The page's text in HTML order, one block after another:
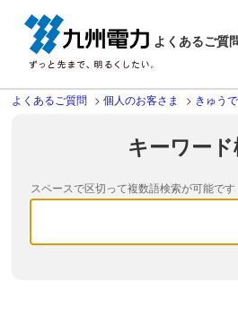
よくあるご質
よくあるご質問 >個人のお客さま > きゅう
キーワー
スペースで区切って複数語検索が可能です